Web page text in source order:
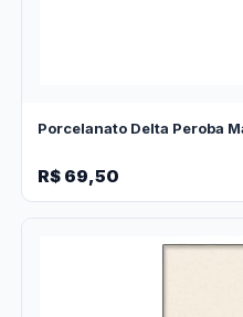
Porcelanato Delta Peroba
R$ 69,50